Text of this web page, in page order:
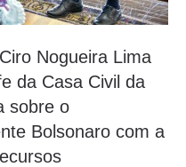
Nogueira Lima
da Casa Civil da
sobre o
Bolsonaro com a